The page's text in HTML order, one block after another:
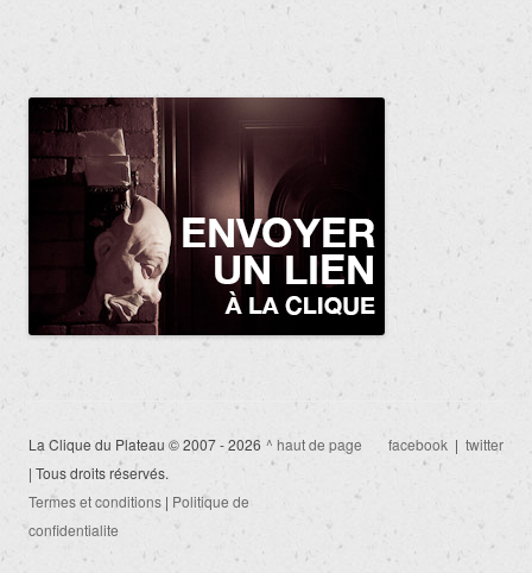
La Clique du Plateau © 2007 - 2026
| Tous droits réservés.
Termes et conditions | Politique de
confidentialite
^ haut de page facebook | twitter